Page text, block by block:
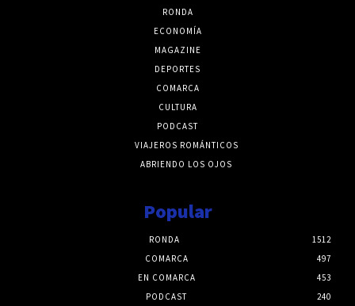
RONDA
ECONOMÍA
MAGAZINE
DEPORTES
COMARCA
CULTURA
PODCAST
VIAJEROS ROMÁNTICOS
ABRIENDO LOS OJOS
Popular
RONDA
1512
COMARCA
497
EN COMARCA
453
PODCAST
240